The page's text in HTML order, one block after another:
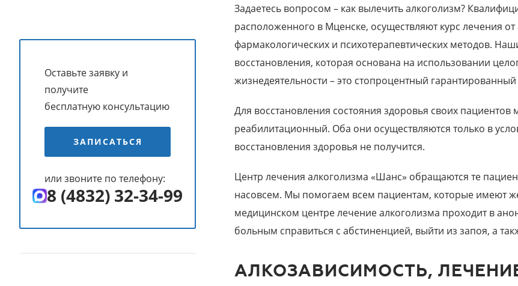
Задаетесь вопросом – как вылечить алкоголизм?
расположенного в Мценске, осуществляют курс лечения
фармакологических и психотерапевтических методов.
восстановления, которая основана на использовании
жизнедеятельности – это стопроцентный
Для восстановления состояния здоровья своих
реабилитационный. Оба они осуществляются только в
восстановления здоровья не получится.
Центр лечения алкоголизма «Шанс» обращаются те
насовсем. Мы помогаем всем пациентам, которые имеют
медицинском центре лечение алкоголизма проходит в
больным справиться с абстиненцией, выйти из запоя, а
АЛКОЗАВИСИМОСТЬ,
Оставьте заявку и
получите
бесплатную консультацию
ЗАПИСАТЬСЯ
или звоните по телефону:
8 (4832) 32-34-99